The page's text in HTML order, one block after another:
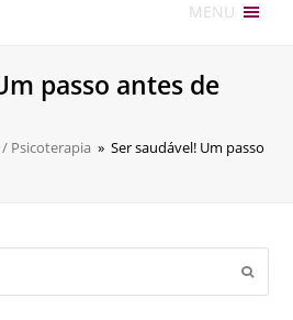
MENU
passo antes de
Psicoterapia » Ser saudável! Um passo